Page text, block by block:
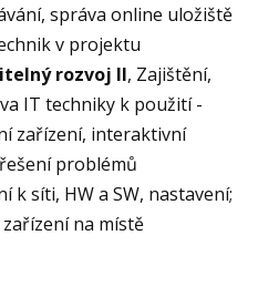
správa online uložiště
v projektu
rozvoj II, Zajištění,
IT techniky k použití -
zařízení, interaktivní
problémů
k síti, HW a SW, nastavení;
na místě